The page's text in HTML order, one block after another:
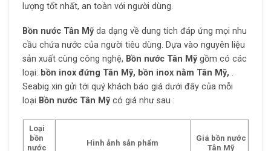
lượng tốt nhất, an toàn với người dùng.
Bồn nước Tân Mỹda dạng về dung tích đáp ứng mọi nhu
cầu chứa nước của người tiêu dùng. Dựa vào nguyên liệu
sản xuất cùng công nghệ, Bồn nước Tân Mỹgồm có các
loại: bồn inox đứng Tân Mỹ, bồn inox nằm Tân Mỹ, .
Seabig xin gửi tới quý khách báo giá dưới đây của mỗi
loại Bồn nước Tân Mỹcó giá như sau :
Loại
bồn
nước
Hình ảnh sản phẩm
Giá bồn nước
Tân Mỹ